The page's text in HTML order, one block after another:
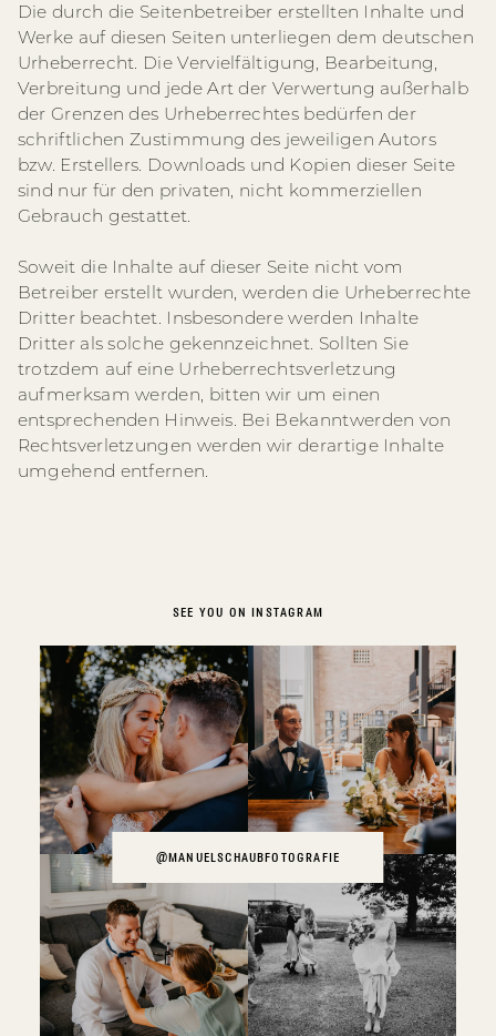
Die durch die Seitenbetreiber erstellten Inhalte und
Werke auf diesen Seiten unterliegen dem deutschen
Urheberrecht. Die Vervielfältigung, Bearbeitung,
Verbreitung und jede Art der Verwertung außerhalb
der Grenzen des Urheberrechtes bedürfen der
schriftlichen Zustimmung des jeweiligen Autors
bzw. Erstellers. Downloads und Kopien dieser Seite
sind nur für den privaten, nicht kommerziellen
Gebrauch gestattet.
Soweit die Inhalte auf dieser Seite nicht vom
Betreiber erstellt wurden, werden die Urheberrechte
Dritter beachtet. Insbesondere werden Inhalte
Dritter als solche gekennzeichnet. Sollten Sie
trotzdem auf eine Urheberrechtsverletzung
aufmerksam werden, bitten wir um einen
entsprechenden Hinweis. Bei Bekanntwerden von
Rechtsverletzungen werden wir derartige Inhalte
umgehend entfernen.
SEE YOU ON INSTAGRAM
@MANUELSCHAUBFOTOGRAFIE